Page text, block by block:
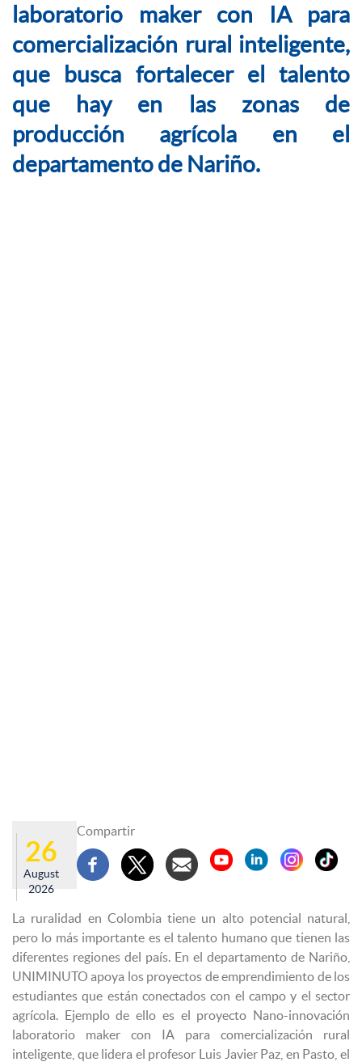
laboratorio maker con IA para
comercialización rural inteligente,
que busca fortalecer el talento
que hay en las zonas de
producción agrícola en el
departamento de Nariño.
26
August
2026
Compartir
La ruralidad en Colombia tiene un alto potencial natural,
pero lo más importante es el talento humano que tienen las
diferentes regiones del país. En el departamento de Nariño,
UNIMINUTO apoya los proyectos de emprendimiento de los
estudiantes que están conectados con el campo y el sector
agrícola. Ejemplo de ello es el proyecto Nano-innovación
laboratorio maker con IA para comercialización rural
inteligente, que lidera el profesor Luis Javier Paz, en Pasto, el